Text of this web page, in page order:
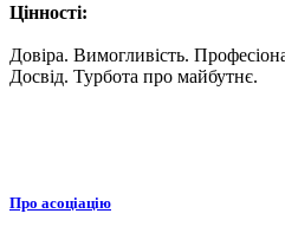
Цінності:
Довіра. Вимогливість.
Досвід. Турбота про майбутнє.
Про асоціацію